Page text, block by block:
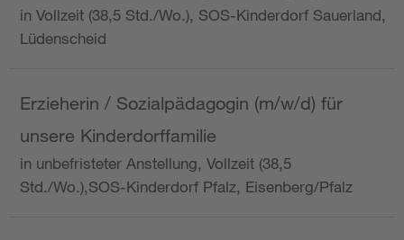
in Vollzeit (38,5 Std./Wo.), SOS-Kinderdorf Sauerland,
Lüdenscheid
Erzieherin / Sozialpädagogin (m/w/d) für
unsere Kinderdorffamilie
in unbefristeter Anstellung, Vollzeit (38,5
Std./Wo.),SOS-Kinderdorf Pfalz, Eisenberg/Pfalz